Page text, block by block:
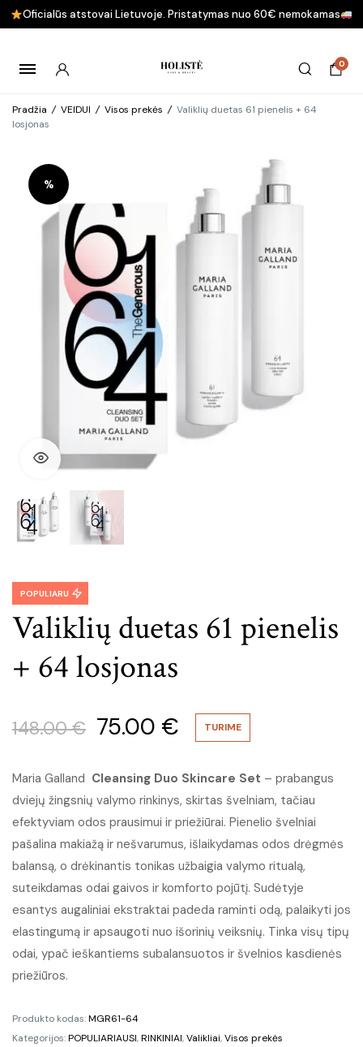
Oficialūs atstovai Lietuvoje. Pristatymas nuo 60€ nemokamas
0
Pradžia / VEIDUI / Visos prekės / Valiklių duetas 61 pienelis + 64
losjonas
%
Valiklių duetas 61 pienelis
+ 64 losjonas
POPULIARU
148.00€ Original
price
was:
148.00 €.
75.00 € Current
price
is:
75.00 €.
TURIME
Maria Galland Cleansing Duo Skincare Set – prabangus
dviejų žingsnių valymo rinkinys, skirtas švelniam, tačiau
efektyviam odos prausimui ir priežiūrai. Pienelio švelniai
pašalina makiažą ir nešvarumus, išlaikydamas odos drėgmės
balansą, o drėkinantis tonikas užbaigia valymo ritualą,
suteikdamas odai gaivos ir komforto pojūtį. Sudėtyje
esantys augaliniai ekstraktai padeda raminti odą, palaikyti jos
elastingumą ir apsaugoti nuo išorinių veiksnių. Tinka visų tipų
odai, ypač ieškantiems subalansuotos ir švelnios kasdienės
priežiūros.
Produkto kodas:MGR61-64
Kategorijos:POPULIARIAUSI,RINKINIAI,Valikliai,Visos prekės